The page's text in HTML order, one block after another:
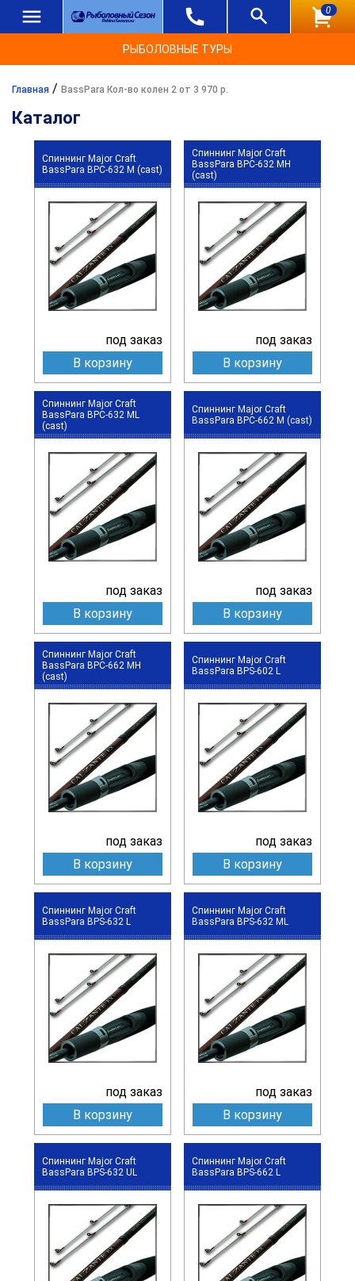
0
РЫБОЛОВНЫЕ ТУРЫ
Главная / BassPara Кол-во колен 2 от 3 970 р.
Каталог
Спиннинг Major Craft
BassPara BPC-632 M (cast)
под заказ
В корзину
Спиннинг Major Craft
BassPara BPC-632 MH
(cast)
под заказ
В корзину
Спиннинг Major Craft
BassPara BPC-632 ML
(cast)
под заказ
В корзину
Спиннинг Major Craft
BassPara BPC-662 M (cast)
под заказ
В корзину
Спиннинг Major Craft
BassPara BPC-662 MH
(cast)
под заказ
В корзину
Спиннинг Major Craft
BassPara BPS-602 L
под заказ
В корзину
Спиннинг Major Craft
BassPara BPS-632 L
под заказ
В корзину
Спиннинг Major Craft
BassPara BPS-632 ML
под заказ
В корзину
Спиннинг Major Craft
BassPara BPS-632 UL
Спиннинг Major Craft
BassPara BPS-662 L